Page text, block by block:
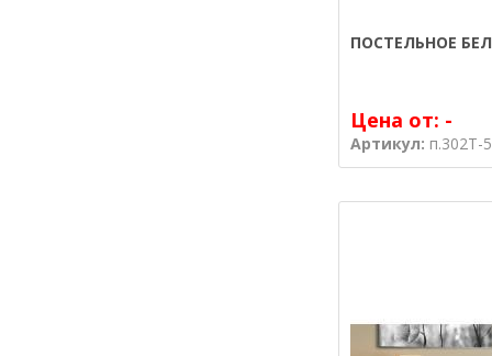
ПОСТЕЛЬНОЕ
Цена от: -
Артикул: п.302T-5